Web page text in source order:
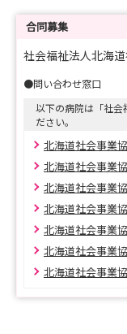
合同募集
社会福祉法人北海
●問い合わせ窓口
以下の病院は「社会
ださい。
北海道社会事業
北海道社会事業
北海道社会事業
北海道社会事業
北海道社会事業
北海道社会事業
北海道社会事業